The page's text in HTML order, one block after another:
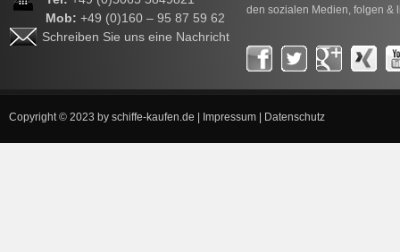
Mob: +49 (0)160 – 95 87 59 62
Schreiben Sie uns eine Nachricht
den sozialen Medien, folgen &
Copyright © 2023 by schiffe-kaufen.de Impressum Datenschutz